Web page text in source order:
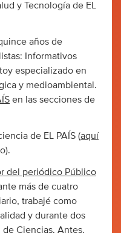
y Tecnología de EL
años de
Informativos
especializado en
y medioambiental.
en las secciones de
de EL PAÍS (aquí
del periódico Público
más de cuatro
trabajé como
y durante dos
Ciencias. Antes,